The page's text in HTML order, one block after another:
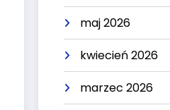
maj 2026
kwiecień 2026
marzec 2026